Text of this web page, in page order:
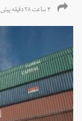
۴ ساعت ۲۸ دقیقه پیش